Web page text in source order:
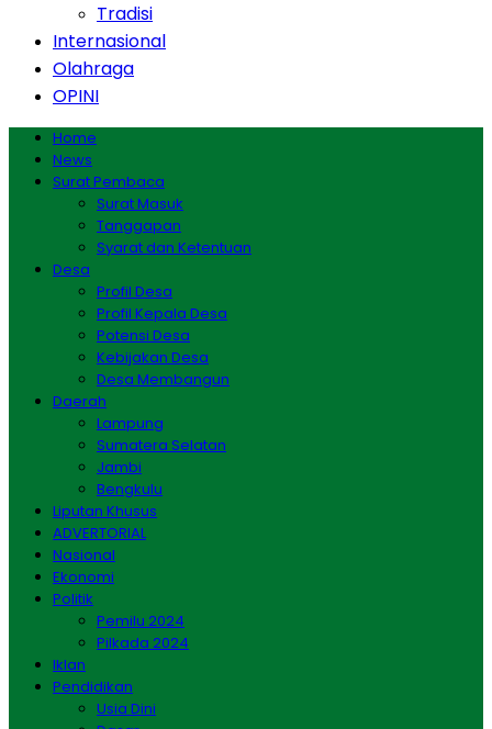
Tradisi
Internasional
Olahraga
OPINI
Home
News
Surat Pembaca
Surat Masuk
Tanggapan
Syarat dan Ketentuan
Desa
Profil Desa
Profil Kepala Desa
Potensi Desa
Kebijakan Desa
Desa Membangun
Daerah
Lampung
Sumatera Selatan
Jambi
Bengkulu
Liputan Khusus
ADVERTORIAL
Nasional
Ekonomi
Politik
Pemilu 2024
Pilkada 2024
Iklan
Pendidikan
Usia Dini